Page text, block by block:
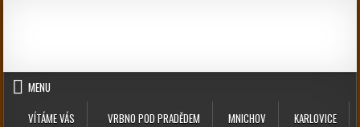
MENU
VÍTÁME VÁS
VRBNO POD PRADĚDEM MNICHOV KARLOVICE